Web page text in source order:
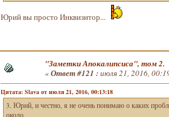
Юрий вы просто Инквизитор...
"Заметки Апокалипсиса", том 2.
«Ответ #121 :июля 21, 2016,
Цитата: Slava от июля 21, 2016, 00:13:18
3. Юрий, и честно, я не очень понимаю о каких
около.